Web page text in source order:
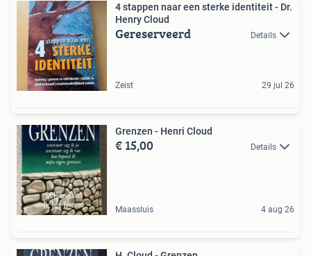
4 stappen naar een sterke identiteit - Dr.
Henry Cloud
Gereserveerd Details
Zeist 29 jul 26
Grenzen - Henri Cloud
€ 15,00 Details
Maassluis 4 aug 26